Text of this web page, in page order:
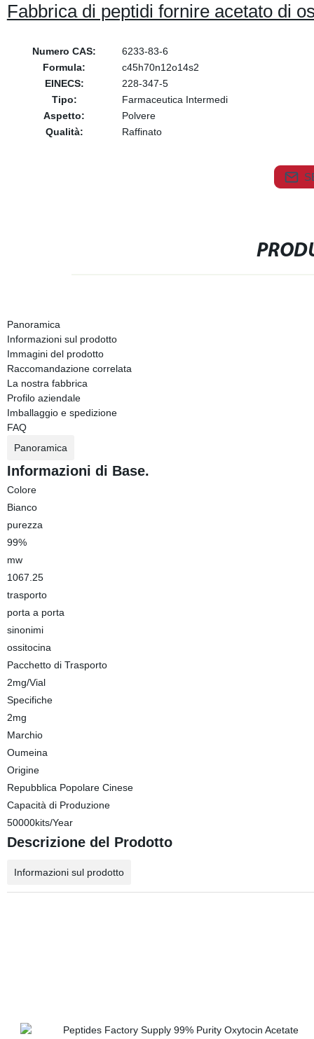
Fabbrica di peptidi fornire acetato di
Numero CAS:
6233-83-6
Formula:
c45h70n12o14s2
EINECS:
228-347-5
Tipo:
Farmaceutica Intermedi
Aspetto:
Polvere
Qualità:
Raffinato
Panoramica
Informazioni sul prodotto
Immagini del prodotto
Raccomandazione correlata
La nostra fabbrica
Profilo aziendale
Imballaggio e spedizione
FAQ
Panoramica
Informazioni di Base.
Colore
Bianco
purezza
99%
mw
1067.25
trasporto
porta a porta
sinonimi
ossitocina
Pacchetto di Trasporto
2mg/Vial
Specifiche
2mg
Marchio
Oumeina
Origine
Repubblica Popolare Cinese
Capacità di Produzione
50000kits/Year
Descrizione del Prodotto
Informazioni sul prodotto